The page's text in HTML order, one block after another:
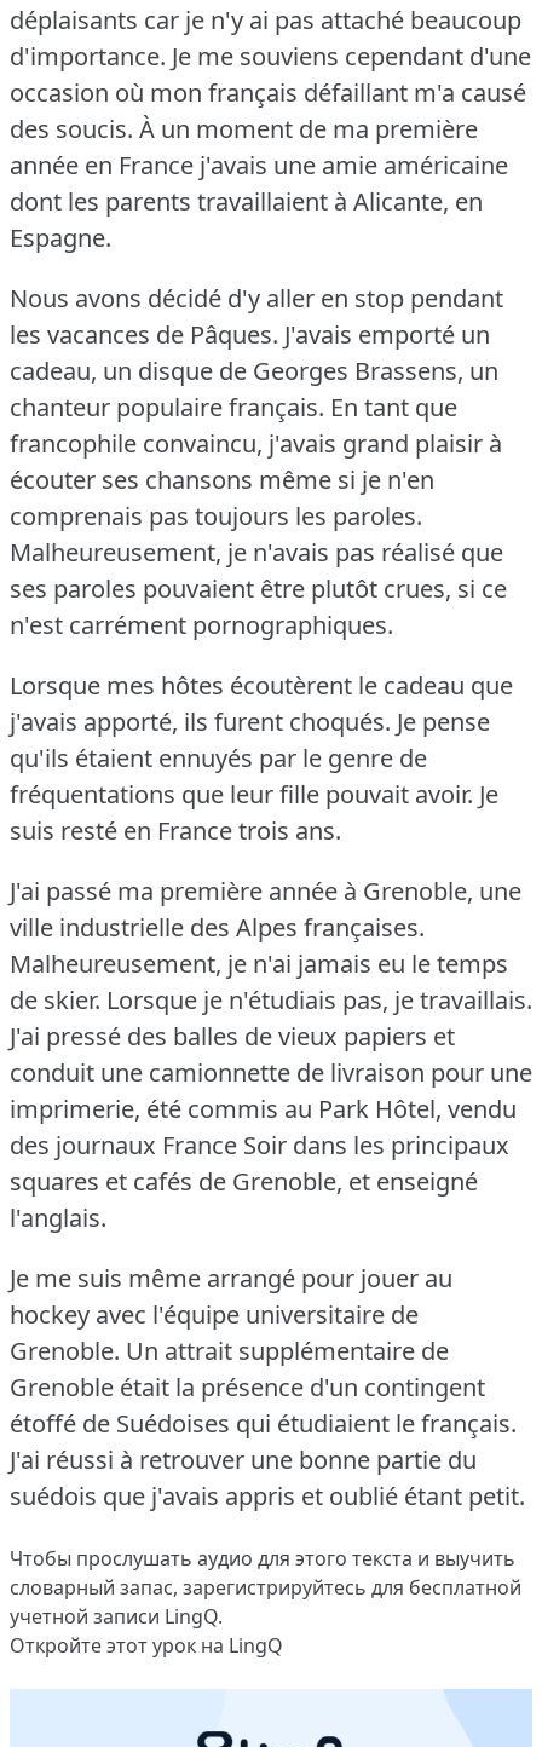
déplaisants car je n'y ai pas attaché beaucoup
d'importance. Je me souviens cependant d'une
occasion où mon français défaillant m'a causé
des soucis. À un moment de ma première
année en France j'avais une amie américaine
dont les parents travaillaient à Alicante, en
Espagne.
Nous avons décidé d'y aller en stop pendant
les vacances de Pâques. J'avais emporté un
cadeau, un disque de Georges Brassens, un
chanteur populaire français. En tant que
francophile convaincu, j'avais grand plaisir à
écouter ses chansons même si je n'en
comprenais pas toujours les paroles.
Malheureusement, je n'avais pas réalisé que
ses paroles pouvaient être plutôt crues, si ce
n'est carrément pornographiques.
Lorsque mes hôtes écoutèrent le cadeau que
j'avais apporté, ils furent choqués. Je pense
qu'ils étaient ennuyés par le genre de
fréquentations que leur fille pouvait avoir. Je
suis resté en France trois ans.
J'ai passé ma première année à Grenoble, une
ville industrielle des Alpes françaises.
Malheureusement, je n'ai jamais eu le temps
de skier. Lorsque je n'étudiais pas, je travaillais.
J'ai pressé des balles de vieux papiers et
conduit une camionnette de livraison pour une
imprimerie, été commis au Park Hôtel, vendu
des journaux France Soir dans les principaux
squares et cafés de Grenoble, et enseigné
l'anglais.
Je me suis même arrangé pour jouer au
hockey avec l'équipe universitaire de
Grenoble. Un attrait supplémentaire de
Grenoble était la présence d'un contingent
étoffé de Suédoises qui étudiaient le français.
J'ai réussi à retrouver une bonne partie du
suédois que j'avais appris et oublié étant petit.
Чтобы прослушать аудио для этого текста и выучить
словарный запас, зарегистрируйтесь для бесплатной
учетной записи LingQ.
Откройте этот урок на LingQ